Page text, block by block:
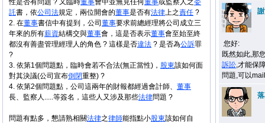
您好:
既然如此,那
訴訟,才能保
問題,可以
性是否有問題 ? 又臨時董事會中並無見任何董事或監察人之委
託書，依公司法規定，兩位開會的董事是否有法律上之責任 ?
2. 在董事書信中有提到，公司 董事要求前總經理將公司成立三
年來的所有薪資結構交與董事會，這是否表示董事會至始至終
都沒有善盡管理經理人的角色 ? 這樣是否違法 ? 是否為公訴罪
?
3. 依第1個問題點，臨時會若不合法(無正當性)， 股東該如何面
對其決議(公司宣布倒閉重整) ?
4. 依第2個問題點，公司這兩年的財報都經過會計師、 董事
長、監察人.....等簽名，這些人又涉及那些法律問題 ?
問題有點多，懇請熟相關法律之律師能指點小股東該如何自